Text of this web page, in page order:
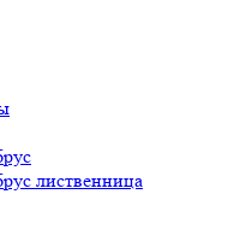
лиственница